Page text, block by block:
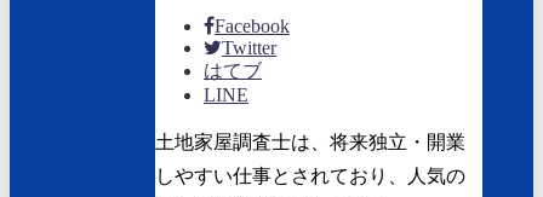
Facebook
Twitter
はてブ
LINE
土地家屋調査士は、将来独立・開業
しやすい仕事とされており、人気の